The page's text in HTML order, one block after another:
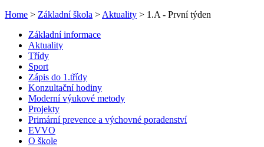
Home > Základní škola > Aktuality > 1.A - První týden
Základní informace
Aktuality
Třídy
Sport
Zápis do 1.třídy
Konzultační hodiny
Moderní výukové metody
Projekty
Primární prevence a výchovné poradenství
EVVO
O škole